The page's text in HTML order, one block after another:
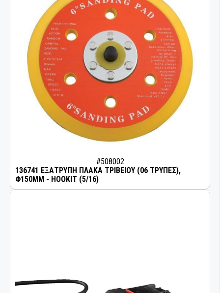
ΣΥΓΚΟΛΛΗΤΙΚΑ ΚΑΙ ΣΦΡΑΓΙΣΤΙΚΑ
ΒΙΟΜΗΧΑΝΙΑΣ
#508002
136741 ΕΞΑΤΡΥΠΗ ΠΛΑΚΑ ΤΡΙΒΕΙΟΥ (06 ΤΡΥΠΕΣ),
Φ150MM - HOOKIT (5/16)